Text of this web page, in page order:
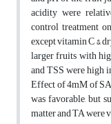
acidity were
control treatment
except vitamin C &
larger fruits with
and TSS were high
Effect of 4mM of
was favorable, but
matter and TA were